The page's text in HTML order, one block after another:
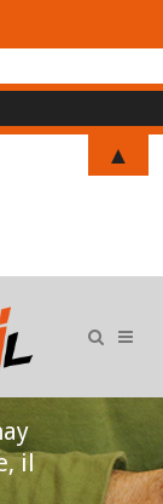
il
▲